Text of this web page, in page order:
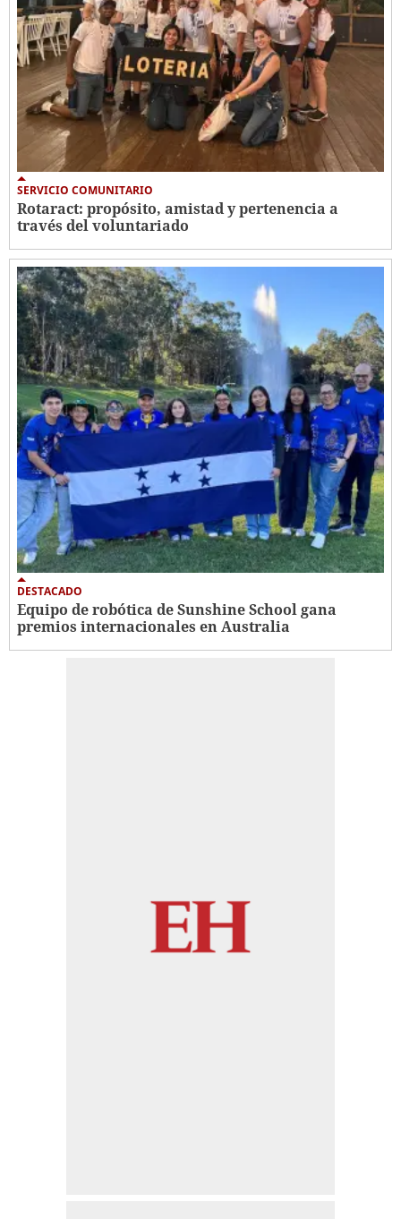
SERVICIO COMUNITARIO
Rotaract: propósito, amistad y pertenencia a
través del voluntariado
DESTACADO
Equipo de robótica de Sunshine School gana
premios internacionales en Australia